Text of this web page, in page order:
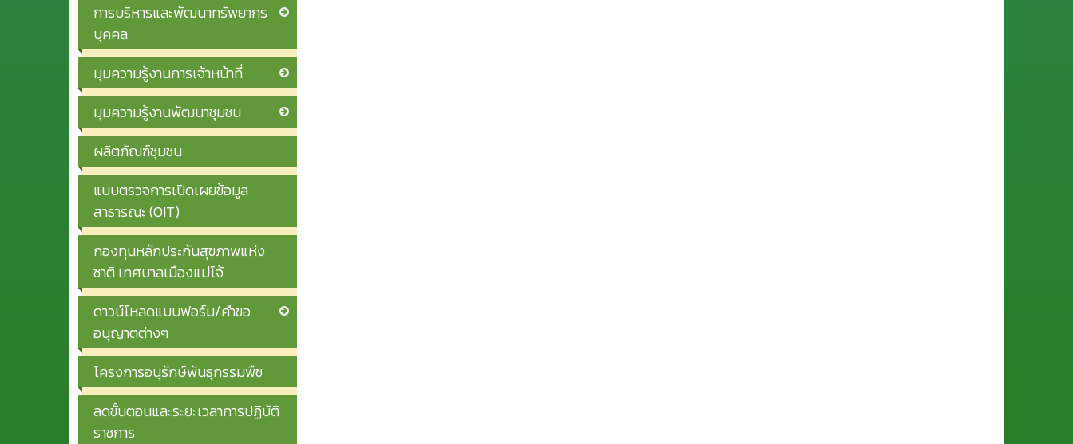
การบริหารและพัฒนาทรัพยากร
บุคคล
มุมความรู้งานการเจ้าหน้าที่
มุมความรู้งานพัฒนาชุมชน
ผลิตภัณฑ์ชุมชน
แบบตรวจการเปิดเผยข้อมูล
สาธารณะ (OIT)
กองทุนหลักประกันสุขภาพแห่ง
ชาติ เทศบาลเมืองแม่โจ้
ดาวน์โหลดแบบฟอร์ม/คำขอ
อนุญาตต่างๆ
โครงการอนุรักษ์พันธุกรรมพืช
ลดขั้นตอนและระยะเวลาการปฏิบัติ
ราชการ